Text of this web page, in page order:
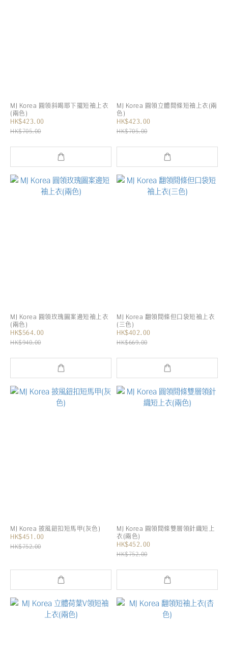
MJ Korea 圓領斜喝耶下擺短袖上衣
(兩色)
HK$423.00
HK$705.00
MJ Korea 圓領立體間條短袖上衣(兩
色)
HK$423.00
HK$705.00
MJ Korea 圓領玫瑰圖案邊短袖上衣
(兩色)
HK$564.00
HK$940.00
MJ Korea 翻領間條但口袋短袖上衣
(三色)
HK$402.00
HK$669.00
MJ Korea 披風鈕扣短馬甲(灰色)
HK$451.00
HK$752.00
MJ Korea 圓領間條雙層領針織短上
衣(兩色)
HK$452.00
HK$752.00